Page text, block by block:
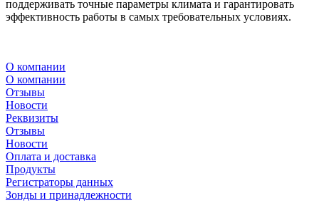
поддерживать точные параметры климата и гарантировать
эффективность работы в самых требовательных условиях.
О компании
О компании
Отзывы
Новости
Реквизиты
Отзывы
Новости
Оплата и доставка
Продукты
Регистраторы данных
Зонды и принадлежности